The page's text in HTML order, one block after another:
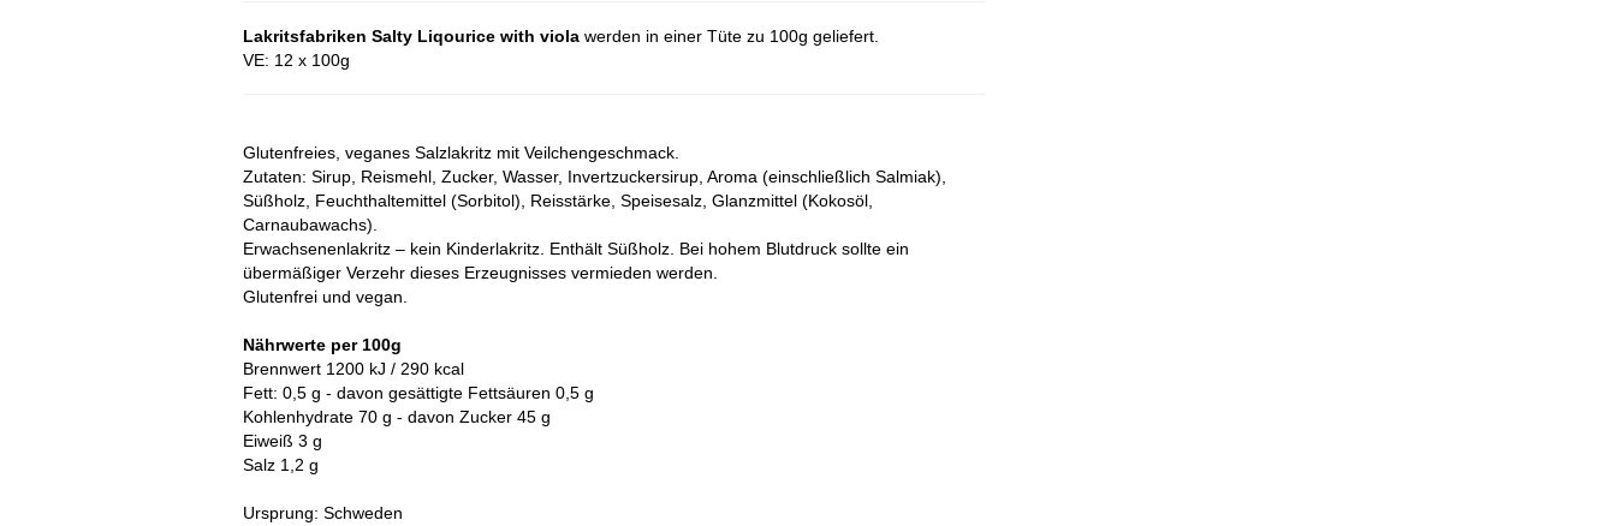
Lakritsfabriken Salty Liqourice with viola werden in einer Tüte zu 100g geliefert.
VE: 12 x 100g
Glutenfreies, veganes Salzlakritz mit Veilchengeschmack.
Zutaten: Sirup, Reismehl, Zucker, Wasser, Invertzuckersirup, Aroma (einschließlich Salmiak),
Süßholz, Feuchthaltemittel (Sorbitol), Reisstärke, Speisesalz, Glanzmittel (Kokosöl,
Carnaubawachs).
Erwachsenenlakritz – kein Kinderlakritz. Enthält Süßholz . Bei hohem Blutdruck sollte ein
übermäßiger Verzehr dieses Erzeugnisses vermieden werden.​
Glutenfrei und vegan.
Nährwerte per 100g
Brennwert 1200 kJ / 290 kcal
Fett: 0,5 g - davon gesättigte Fettsäuren 0,5 g
Kohlenhydrate 70 g - davon Zucker 45 g
Eiweiß 3 g
Salz 1,2 g
Ursprung: Schweden